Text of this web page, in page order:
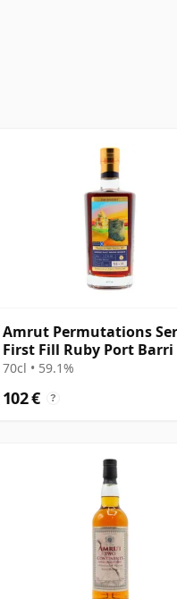
Amrut Permutations
First Fill Ruby Port Barri
años
70cl • 59.1%
102 € ?